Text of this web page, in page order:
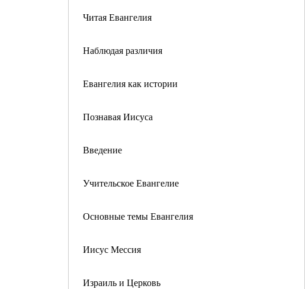
Читая Евангелия
Наблюдая различия
Евангелия как истории
Познавая Иисуса
Введение
Учительское Евангелие
Основные темы Евангелия
Иисус Мессия
Израиль и Церковь